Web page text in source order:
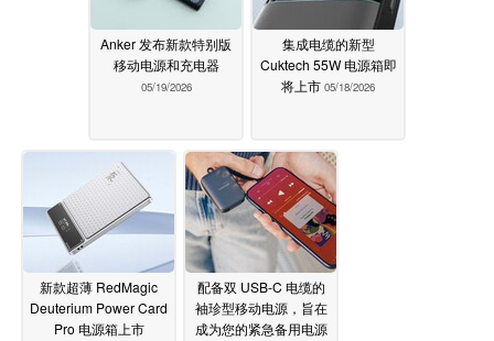
Anker 发布新款特别版
移动电源和充电器
05/19/2026
集成电缆的新型
Cuktech 55W 电源箱即
将上市 05/18/2026
新款超薄 RedMagic
Deuterium Power Card
Pro 电源箱上市
配备双 USB-C 电缆的
袖珍型移动电源，旨在
成为您的紧急备用电源